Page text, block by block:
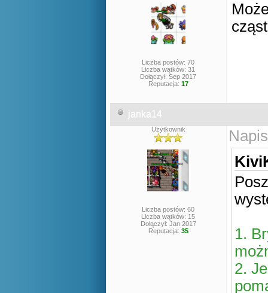
Liczba postów: 70
Liczba wątków: 31
Dołączył: Sep 2017
Reputacja: 17
janka14
Użytkownik
Liczba postów: 60
Liczba wątków: 15
Dołączył: Jan 2017
Reputacja: 35
1.
2.